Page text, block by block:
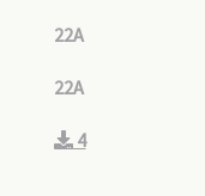
22A
22A
4